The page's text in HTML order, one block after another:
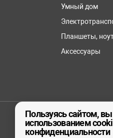
Умный дом
Планшеты,
Аксессуары
© ООО
Пользуясь сайтом,
использованием
конфиденциальности